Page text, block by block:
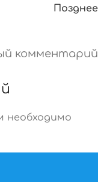
Позднее
комментарий
необходимо